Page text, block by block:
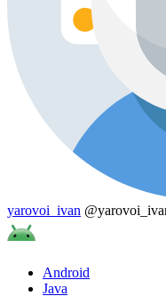
yarovoi_ivan
Android
Java